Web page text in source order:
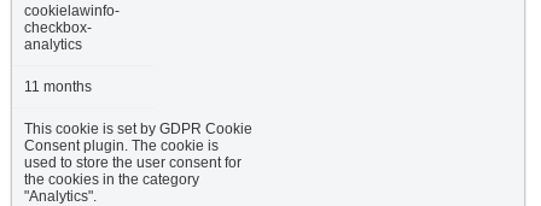
cookielawinfo-
checkbox-
analytics
11 months
This cookie is set by GDPR Cookie
Consent plugin. The cookie is
used to store the user consent for
the cookies in the category
"Analytics".